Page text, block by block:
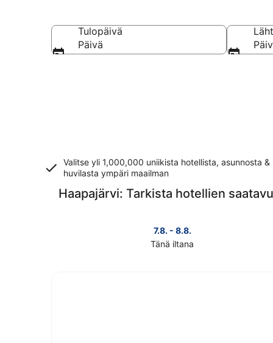
Tulopäivä
Päivä
Valitse yli 1,000,000 uniikista hotellista, asunnosta &
huvilasta ympäri maailman
Haapajärvi: Tarkista hotellien
7.8. - 8.8.
Tänä iltana